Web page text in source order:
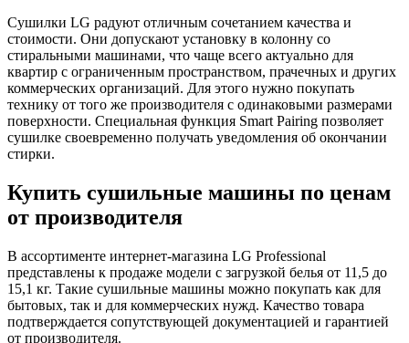
Сушилки LG радуют отличным сочетанием качества и
стоимости. Они допускают установку в колонну со
стиральными машинами, что чаще всего актуально для
квартир с ограниченным пространством, прачечных и других
коммерческих организаций. Для этого нужно покупать
технику от того же производителя с одинаковыми размерами
поверхности. Специальная функция Smart Pairing позволяет
сушилке своевременно получать уведомления об окончании
стирки.
Купить сушильные машины по ценам
от производителя
В ассортименте интернет-магазина LG Professional
представлены к продаже модели с загрузкой белья от 11,5 до
15,1 кг. Такие сушильные машины можно покупать как для
бытовых, так и для коммерческих нужд. Качество товара
подтверждается сопутствующей документацией и гарантией
от производителя.